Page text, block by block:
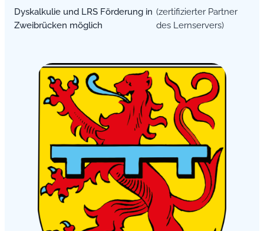
Dyskalkulie und LRS Förderung in
Zweibrücken möglich
(zertifizierter Partner
des Lernservers)